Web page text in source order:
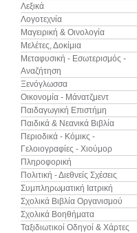
Λεξικά
Λογοτεχνία
Μαγειρική & Οινολογία
Μελέτες, Δοκίμια
Μεταφυσική - Εσωτερισμός -
Αναζήτηση
Ξενόγλωσσα
Οικονομία - Μάνατζμεντ
Παιδαγωγική Επιστήμη
Παιδικά & Νεανικά Βιβλία
Περιοδικά - Κόμικς -
Γελοιογραφίες - Χιούμορ
Πληροφορική
Πολιτική - Διεθνείς Σχέσεις
Συμπληρωματική Ιατρική
Σχολικά Βιβλία Οργανισμού
Σχολικά Βοηθήματα
Ταξιδιωτικοί Οδηγοί & Χάρτες